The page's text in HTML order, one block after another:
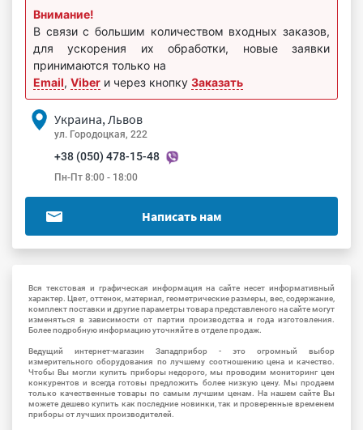
Внимание!
В связи с большим количеством входных заказов,
для ускорения их обработки, новые заявки
принимаются только на
Email, Viber и через кнопку Заказать
Украина, Львов
ул. Городоцкая, 222
+38 (050) 478-15-48
Пн-Пт 8:00 - 18:00
Написать нам
Вся текстовая и графическая информация на сайте несет информативный
характер. Цвет, оттенок, материал, геометрические размеры, вес, содержание,
комплект поставки и другие параметры товара представленого на сайте могут
изменяться в зависимости от партии производства и года изготовления.
Более подробную информацию уточняйте в отделе продаж.
Ведущий интернет-магазин Западприбор - это огромный выбор
измерительного оборудования по лучшему соотношению цена и качество.
Чтобы Вы могли купить приборы недорого, мы проводим мониторинг цен
конкурентов и всегда готовы предложить более низкую цену. Мы продаем
только качественные товары по самым лучшим ценам. На нашем сайте Вы
можете дешево купить как последние новинки, так и проверенные временем
приборы от лучших производителей.